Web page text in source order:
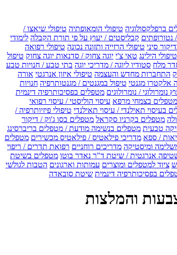
ברפלקסולוגיה טיפולי הומאופתיה טיפולי שיאצו /
נטורופתים קבליסטים / יעוץ על פי תורת הקבלה לימודי
סיני טיפולי הרזייה ותזונה נכונה טיפולי רפואה
טיפולי הילינג טאי צ'י יוגה צחוק / סדנאות יוגה צחוק טיפול
מלח סטודיו ליוגה / מדריכי יוגה בתי טבע / חנויות טבע
התחברות מחדש והעצמה טיפולי איזון אנרגטי אורה
טיפול במגנטים / מגנטותרפיה חנויות
נומרולוגי / נומרולוגים מטפלים בפסיכותרפיה דינמית
מטפלים בצמחי מרפא עיסוי הוליסטי / עיסוי רפואי
בעיסוי תאילנדי / עיסוי תאילנדי טיפולי פיזיותרפיה /
מטפלים בקרניו סקראל מטפלים בסו ג'וק / דיקור
טבעית מטפלים בנשימה מודעת / מטפלים בריברסינג
/ ספא מדריכי פילאטיס / פילאטיס מכשירים מטפלים
ומיסטיקה מדריכים רוחניים רפואת תדרים / ריפוי
אנרגטית / שיטת ד"ר נאדר בוטו מטפלים בשיטת
ציוד למטפלים ומוצרים עמותות וארגונים הטבות לגולשי
בפסיכותרפיה דינמית שיטת סובאדה
והמלצות